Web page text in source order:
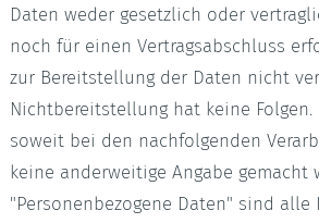
Daten weder gesetzlich oder
noch für einen Vertragsabschluss
zur Bereitstellung der Daten nicht
Nichtbereitstellung hat keine
soweit bei den nachfolgenden
keine anderweitige Angabe gemacht
"Personenbezogene Daten" sind
Raumspartreppen
Betontreppen
Treppengalerie
Geländer & Brüstungen
Pfosten
Deckenverkleidungen
Filigrane Zierprofile
Hevea
Treppen-ABC